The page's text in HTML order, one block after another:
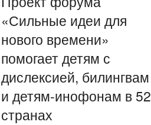
«Сильные идеи для
нового времени»
помогает детям с
дислексией, билингвам
и детям-инофонам в 52
странах